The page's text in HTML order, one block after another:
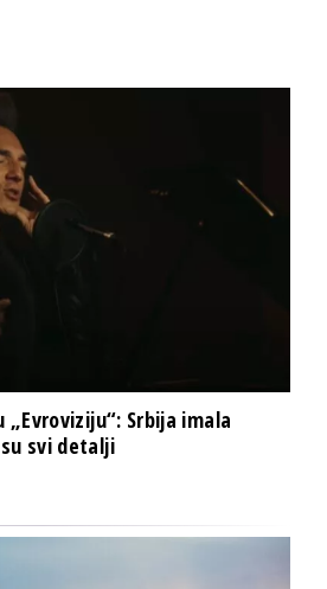
„Evroviziju“: Srbija imala
svi detalji